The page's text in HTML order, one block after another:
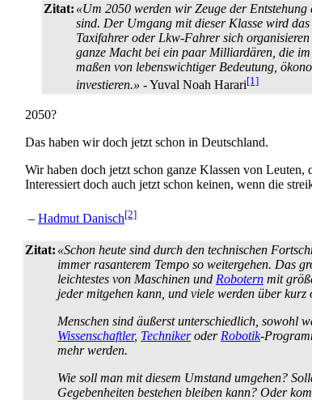
Zitat: «Um 2050 werden wir Zeuge der Entstehung
sind. Der Umgang mit dieser Klasse wird
Taxifahrer oder Lkw-Fahrer sich
ganze Macht bei ein paar Milliardären, die
maßen von lebenswichtiger Bedeutung,
investieren.» - Yuval Noah Harari[1]
2050?
Das haben wir doch jetzt schon in Deutschland.
Wir haben doch jetzt schon ganze Klassen von
Interessiert doch auch jetzt schon keinen, wenn die
– Hadmut Danisch[2]
Zitat: «Schon heute sind durch den technischen
immer rasanterem Tempo so weitergehen. Das
leichtestes von Maschinen und Robotern mit
jeder mitgehen kann, und viele werden über
Menschen sind äußerst unterschiedlich, sowohl
Wissenschaftler, Technikeroder Robotik-
mehr werden.
Wie soll man mit diesem Umstand umgehen?
Gegebenheiten bestehen bleiben kann? Oder